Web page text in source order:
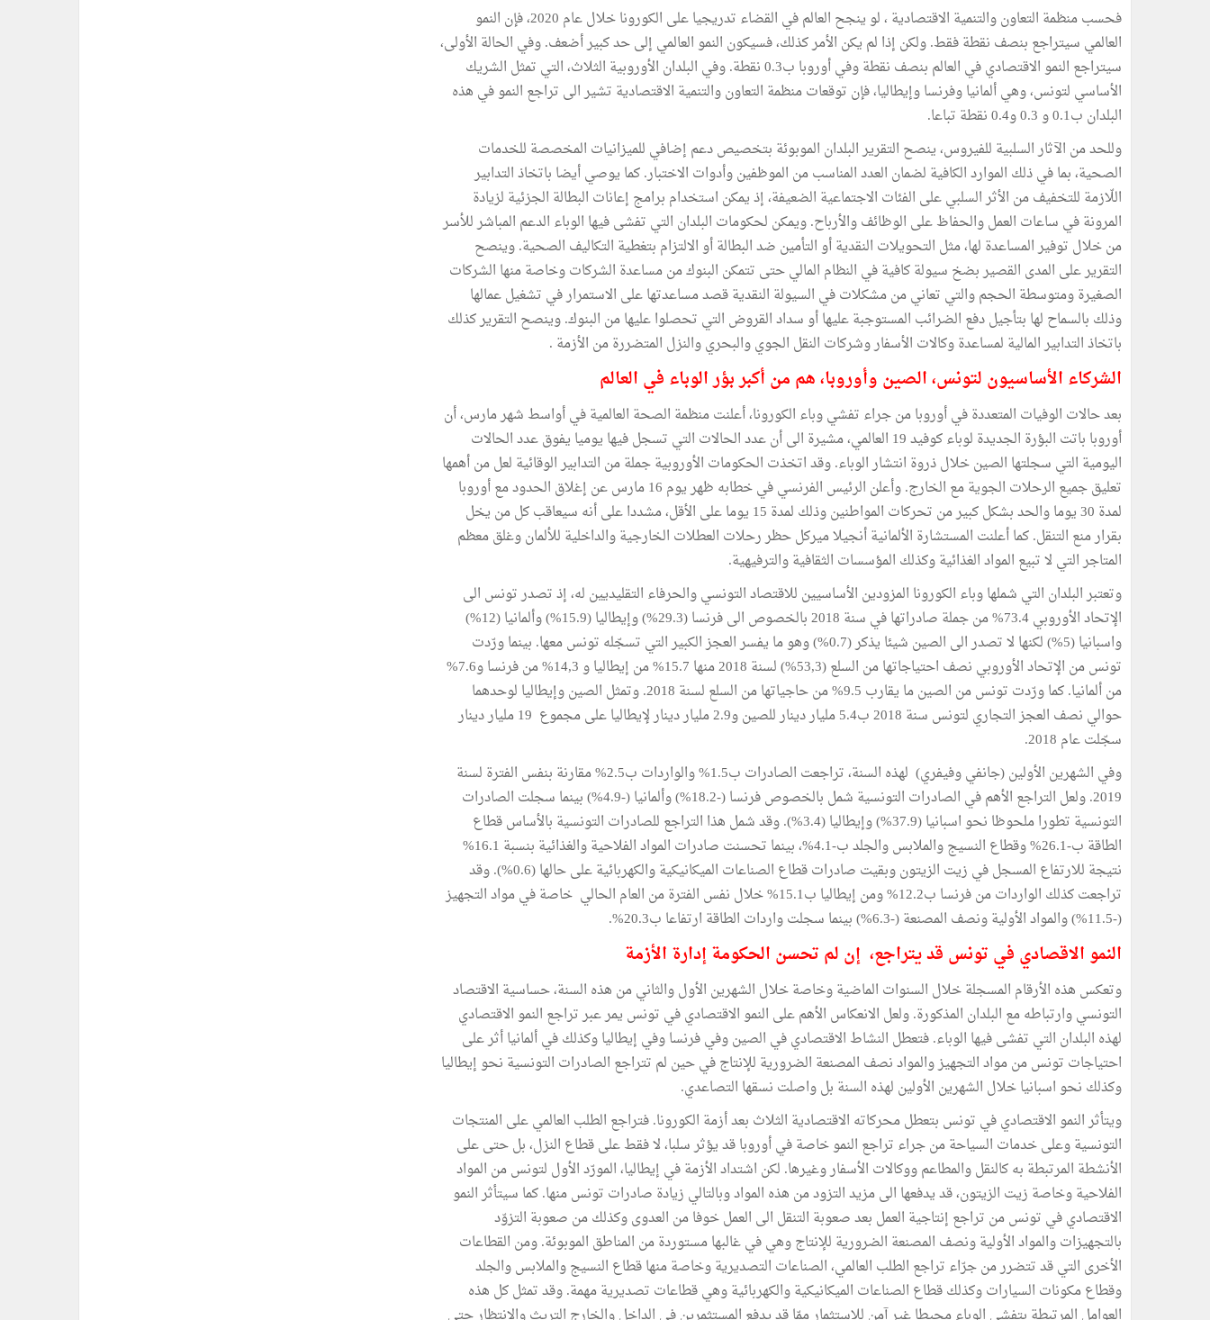
فحسب منظمة التعاون والتنمية الاقتصادية ، لو ينجح العالم في القضاء تدريجيا على الكورونا خلال عام 2020، فإن النمو
العالمي سيتراجع بنصف نقطة فقط. ولكن إذا لم يكن الأمر كذلك، فسيكون النمو العالمي إلى حد كبير أضعف. وفي الحالة الأولى،
سيتراجع النمو الاقتصادي في العالم بنصف نقطة وفي أوروبا ب0.3 نقطة. وفي البلدان الأوروبية الثلاث، التي تمثل الشريك
الأساسي لتونس، وهي ألمانيا وفرنسا وإيطاليا، فإن توقعات منظمة التعاون والتنمية الاقتصادية تشير الى تراجع النمو في هذه
البلدان ب0.1 و 0.3 و0.4 نقطة تباعا.
وللحد من الآثار السلبية للفيروس، ينصح التقرير البلدان الموبوئة بتخصيص دعم إضافي للميزانيات المخصصة للخدمات
الصحية، بما في ذلك الموارد الكافية لضمان العدد المناسب من الموظفين وأدوات الاختبار. كما يوصي أيضا باتخاذ التدابير
اللّازمة للتخفيف من الأثر السلبي على الفئات الاجتماعية الضعيفة، إذ يمكن استخدام برامج إعانات البطالة الجزئية لزيادة
المرونة في ساعات العمل والحفاظ على الوظائف والأرباح. ويمكن لحكومات البلدان التي تفشى فيها الوباء الدعم المباشر للأسر
من خلال توفير المساعدة لها، مثل التحويلات النقدية أو التأمين ضد البطالة أو الالتزام بتغطية التكاليف الصحية. وينصح
التقرير على المدى القصير بضخ سيولة كافية في النظام المالي حتى تتمكن البنوك من مساعدة الشركات وخاصة منها الشركات
الصغيرة ومتوسطة الحجم والتي تعاني من مشكلات في السيولة النقدية قصد مساعدتها على الاستمرار في تشغيل عمالها
وذلك بالسماح لها بتأجيل دفع الضرائب المستوجبة عليها أو سداد القروض التي تحصلوا عليها من البنوك. وينصح التقرير كذلك
باتخاذ التدابير المالية لمساعدة وكالات الأسفار وشركات النقل الجوي والبحري والنزل المتضررة من الأزمة .
الشركاء الأساسيون لتونس، الصين وأوروبا، هم من أكبر بؤر الوباء في العالم
بعد حالات الوفيات المتعددة في أوروبا من جراء تفشي وباء الكورونا، أعلنت منظمة الصحة العالمية في أواسط شهر مارس، أن
أوروبا باتت البؤرة الجديدة لوباء كوفيد 19 العالمي، مشيرة الى أن عدد الحالات التي تسجل فيها يوميا يفوق عدد الحالات
اليومية التي سجلتها الصين خلال ذروة انتشار الوباء. وقد اتخذت الحكومات الأوروبية جملة من التدابير الوقائية لعل من أهمها
تعليق جميع الرحلات الجوية مع الخارج. وأعلن الرئيس الفرنسي في خطابه ظهر يوم 16 مارس عن إغلاق الحدود مع أوروبا
لمدة 30 يوما والحد بشكل كبير من تحركات المواطنين وذلك لمدة 15 يوما على الأقل، مشددا على أنه سيعاقب كل من يخل
بقرار منع التنقل. كما أعلنت المستشارة الألمانية أنجيلا ميركل حظر رحلات العطلات الخارجية والداخلية للألمان وغلق معظم
المتاجر التي لا تبيع المواد الغذائية وكذلك المؤسسات الثقافية والترفيهية.
وتعتبر البلدان التي شملها وباء الكورونا المزودين الأساسيين للاقتصاد التونسي والحرفاء التقليديين له، إذ تصدر تونس الى
الإتحاد الأوروبي 73.4% من جملة صادراتها في سنة 2018 بالخصوص الى فرنسا (29.3%) وإيطاليا (15.9%) وألمانيا (12%)
واسبانيا (5%) لكنها لا تصدر الى الصين شيئا يذكر (0.7%) وهو ما يفسر العجز الكبير التي تسجّله تونس معها. بينما ورّدت
تونس من الإتحاد الأوروبي نصف احتياجاتها من السلع (53,3%) لسنة 2018 منها 15.7% من إيطاليا و 14,3% من فرنسا و7.6%
من ألمانيا. كما ورّدت تونس من الصين ما يقارب 9.5% من حاجياتها من السلع لسنة 2018. وتمثل الصين وإيطاليا لوحدهما
حوالي نصف العجز التجاري لتونس سنة 2018 ب5.4 مليار دينار للصين و2.9 مليار دينار لإيطاليا على مجموع 19 مليار دينار
سجّلت عام 2018.
وفي الشهرين الأولين (جانفي وفيفري) لهذه السنة، تراجعت الصادرات ب1.5% والواردات ب2.5% مقارنة بنفس الفترة لسنة
2019. ولعل التراجع الأهم في الصادرات التونسية شمل بالخصوص فرنسا (-18.2%) وألمانيا (-4.9%) بينما سجلت الصادرات
التونسية تطورا ملحوظا نحو اسبانيا (37.9%) وإيطاليا (3.4%). وقد شمل هذا التراجع للصادرات التونسية بالأساس قطاع
الطاقة ب-26.1% وقطاع النسيج والملابس والجلد ب-4.1%، بينما تحسنت صادرات المواد الفلاحية والغذائية بنسبة 16.1%
نتيجة للارتفاع المسجل في زيت الزيتون وبقيت صادرات قطاع الصناعات الميكانيكية والكهربائية على حالها (0.6%). وقد
تراجعت كذلك الواردات من فرنسا ب12.2% ومن إيطاليا ب15.1% خلال نفس الفترة من العام الحالي خاصة في مواد التجهيز
(-11.5%) والمواد الأولية ونصف المصنعة (-6.3%) بينما سجلت واردات الطاقة ارتفاعا ب20.3%.
النمو الاقصادي في تونس قد يتراجع، إن لم تحسن الحكومة إدارة الأزمة
وتعكس هذه الأرقام المسجلة خلال السنوات الماضية وخاصة خلال الشهرين الأول والثاني من هذه السنة، حساسية الاقتصاد
التونسي وارتباطه مع البلدان المذكورة. ولعل الانعكاس الأهم على النمو الاقتصادي في تونس يمر عبر تراجع النمو الاقتصادي
لهذه البلدان التي تفشى فيها الوباء. فتعطل النشاط الاقتصادي في الصين وفي فرنسا وفي إيطاليا وكذلك في ألمانيا أثر على
احتياجات تونس من مواد التجهيز والمواد نصف المصنعة الضرورية للإنتاج في حين لم تتراجع الصادرات التونسية نحو إيطاليا
وكذلك نحو اسبانيا خلال الشهرين الأولين لهذه السنة بل واصلت نسقها التصاعدي.
ويتأثر النمو الاقتصادي في تونس بتعطل محركاته الاقتصادية الثلاث بعد أزمة الكورونا. فتراجع الطلب العالمي على المنتجات
التونسية وعلى خدمات السياحة من جراء تراجع النمو خاصة في أوروبا قد يؤثر سلبا، لا فقط على قطاع النزل، بل حتى على
الأنشطة المرتبطة به كالنقل والمطاعم ووكالات الأسفار وغيرها. لكن اشتداد الأزمة في إيطاليا، المورّد الأول لتونس من المواد
الفلاحية وخاصة زيت الزيتون، قد يدفعها الى مزيد التزود من هذه المواد وبالتالي زيادة صادرات تونس منها. كما سيتأثر النمو
الاقتصادي في تونس من تراجع إنتاجية العمل بعد صعوبة التنقل الى العمل خوفا من العدوى وكذلك من صعوبة التزوّد
بالتجهيزات والمواد الأولية ونصف المصنعة الضرورية للإنتاج وهي في غالبها مستوردة من المناطق الموبوئة. ومن القطاعات
الأخرى التي قد تتضرر من جرّاء تراجع الطلب العالمي، الصناعات التصديرية وخاصة منها قطاع النسيج والملابس والجلد
وقطاع مكونات السيارات وكذلك قطاع الصناعات الميكانيكية والكهربائية وهي قطاعات تصديرية مهمة. وقد تمثل كل هذه